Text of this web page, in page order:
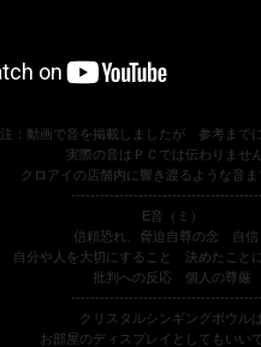
注：動画で音を掲載しましたが 参考まで
実際の音はＰＣでは伝わりません
クロアイの店舗内に響き渡るような音ま
E音（ミ）
信頼恐れ、脅迫自尊の念 自
自分や人を大切にすること 決めたこと
批判への反応 個人の尊厳
クリスタルシンギングボウル
お部屋のディスプレイとしてもいい